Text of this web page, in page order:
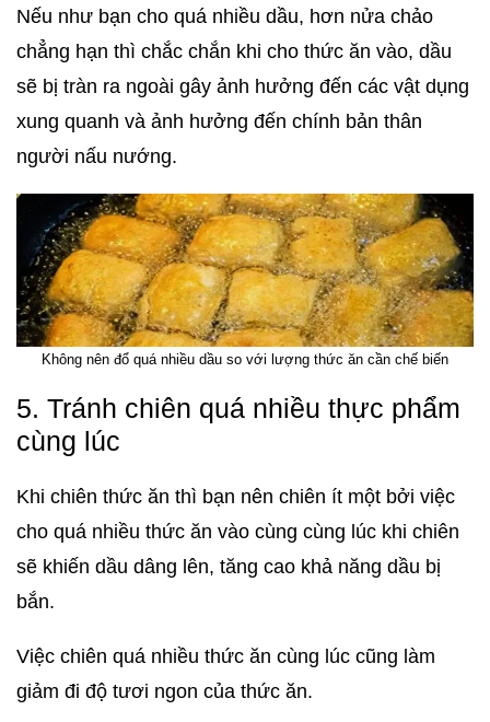
Nếu như bạn cho quá nhiều dầu, hơn nửa chảo
chẳng hạn thì chắc chắn khi cho thức ăn vào, dầu
sẽ bị tràn ra ngoài gây ảnh hưởng đến các vật dụng
xung quanh và ảnh hưởng đến chính bản thân
người nấu nướng.
Không nên đổ quá nhiều dầu so với lượng thức ăn cần chế biến
5. Tránh chiên quá nhiều thực phẩm
cùng lúc
Khi chiên thức ăn thì bạn nên chiên ít một bởi việc
cho quá nhiều thức ăn vào cùng cùng lúc khi chiên
sẽ khiến dầu dâng lên, tăng cao khả năng dầu bị
bắn.
Việc chiên quá nhiều thức ăn cùng lúc cũng làm
giảm đi độ tươi ngon của thức ăn.